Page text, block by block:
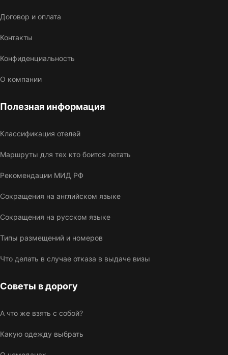
Договор и оплата
Контакты
Конфиденциальность
О компании
Полезная информация
Классификация отелей
Маршруты для тех кто боится летать
Рекомендации МИД РФ
Сокращения на английском языке
Сокращения на русском языке
Типы размещений и номеров
Что делать в случае отказа в выдаче визы
Советы в дорогу
А что же взять с собой?
Какую одежду выбрать